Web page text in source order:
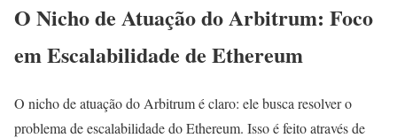
O Nicho de Atuação do Arbitrum: Foco
em Escalabilidade de Ethereum
O nicho de atuação do Arbitrum é claro: ele busca resolver o
problema de escalabilidade do Ethereum. Isso é feito através de